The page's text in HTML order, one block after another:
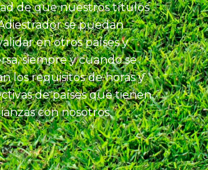
de que nuestros títulos
se puedan
en otros países y
siempre y cuando se
los requisitos de horas y
de países que tienen
con nosotros.